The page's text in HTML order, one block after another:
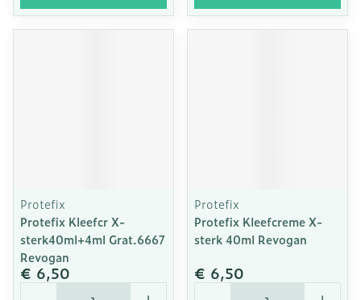
Protefix
Protefix Kleefcr X-
sterk40ml+4ml Grat.6667
Revogan
€ 6,50
Aantal
Protefix
Protefix Kleefcreme X-
sterk 40ml Revogan
€ 6,50
Aantal